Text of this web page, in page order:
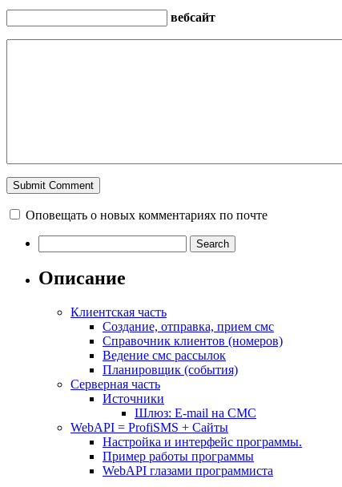
вебсайт
Оповещать о новых комментариях по почте
Описание
Клиентская часть
Создание, отправка, прием смс
Справочник клиентов (номеров)
Ведение смс рассылок
Планировщик (события)
Серверная часть
Источники
Шлюз: E-mail на СМС
WebAPI = ProfiSMS + Сайты
Настройка и интерфейс программы.
Пример работы программы
WebAPI глазами программиста